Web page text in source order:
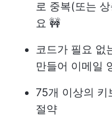
로 중복(또는
요 🚧
코드가 필요 없
만들어 이메일
75개 이상의 키
절약